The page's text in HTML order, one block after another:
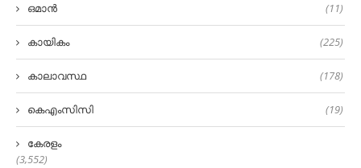
ഒമാൻ (11)
കായികം (225)
കാലാവസ്ഥ (178)
കെഎംസിസി (19)
കേരളം
(3,552)